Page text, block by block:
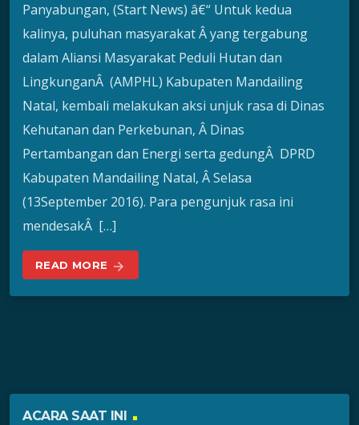
Panyabungan, (Start News) â€“ Untuk kedua
kalinya, puluhan masyarakat Â yang tergabung
dalam Aliansi Masyarakat Peduli Hutan dan
LingkunganÂ (AMPHL) Kabupaten Mandailing
Natal, kembali melakukan aksi unjuk rasa di Dinas
Kehutanan dan Perkebunan, Â Dinas
Pertambangan dan Energi serta gedungÂ DPRD
Kabupaten Mandailing Natal, Â Selasa
(13September 2016). Para pengunjuk rasa ini
mendesakÂ […]
READ MORE arrow_forward
ACARA SAAT INI